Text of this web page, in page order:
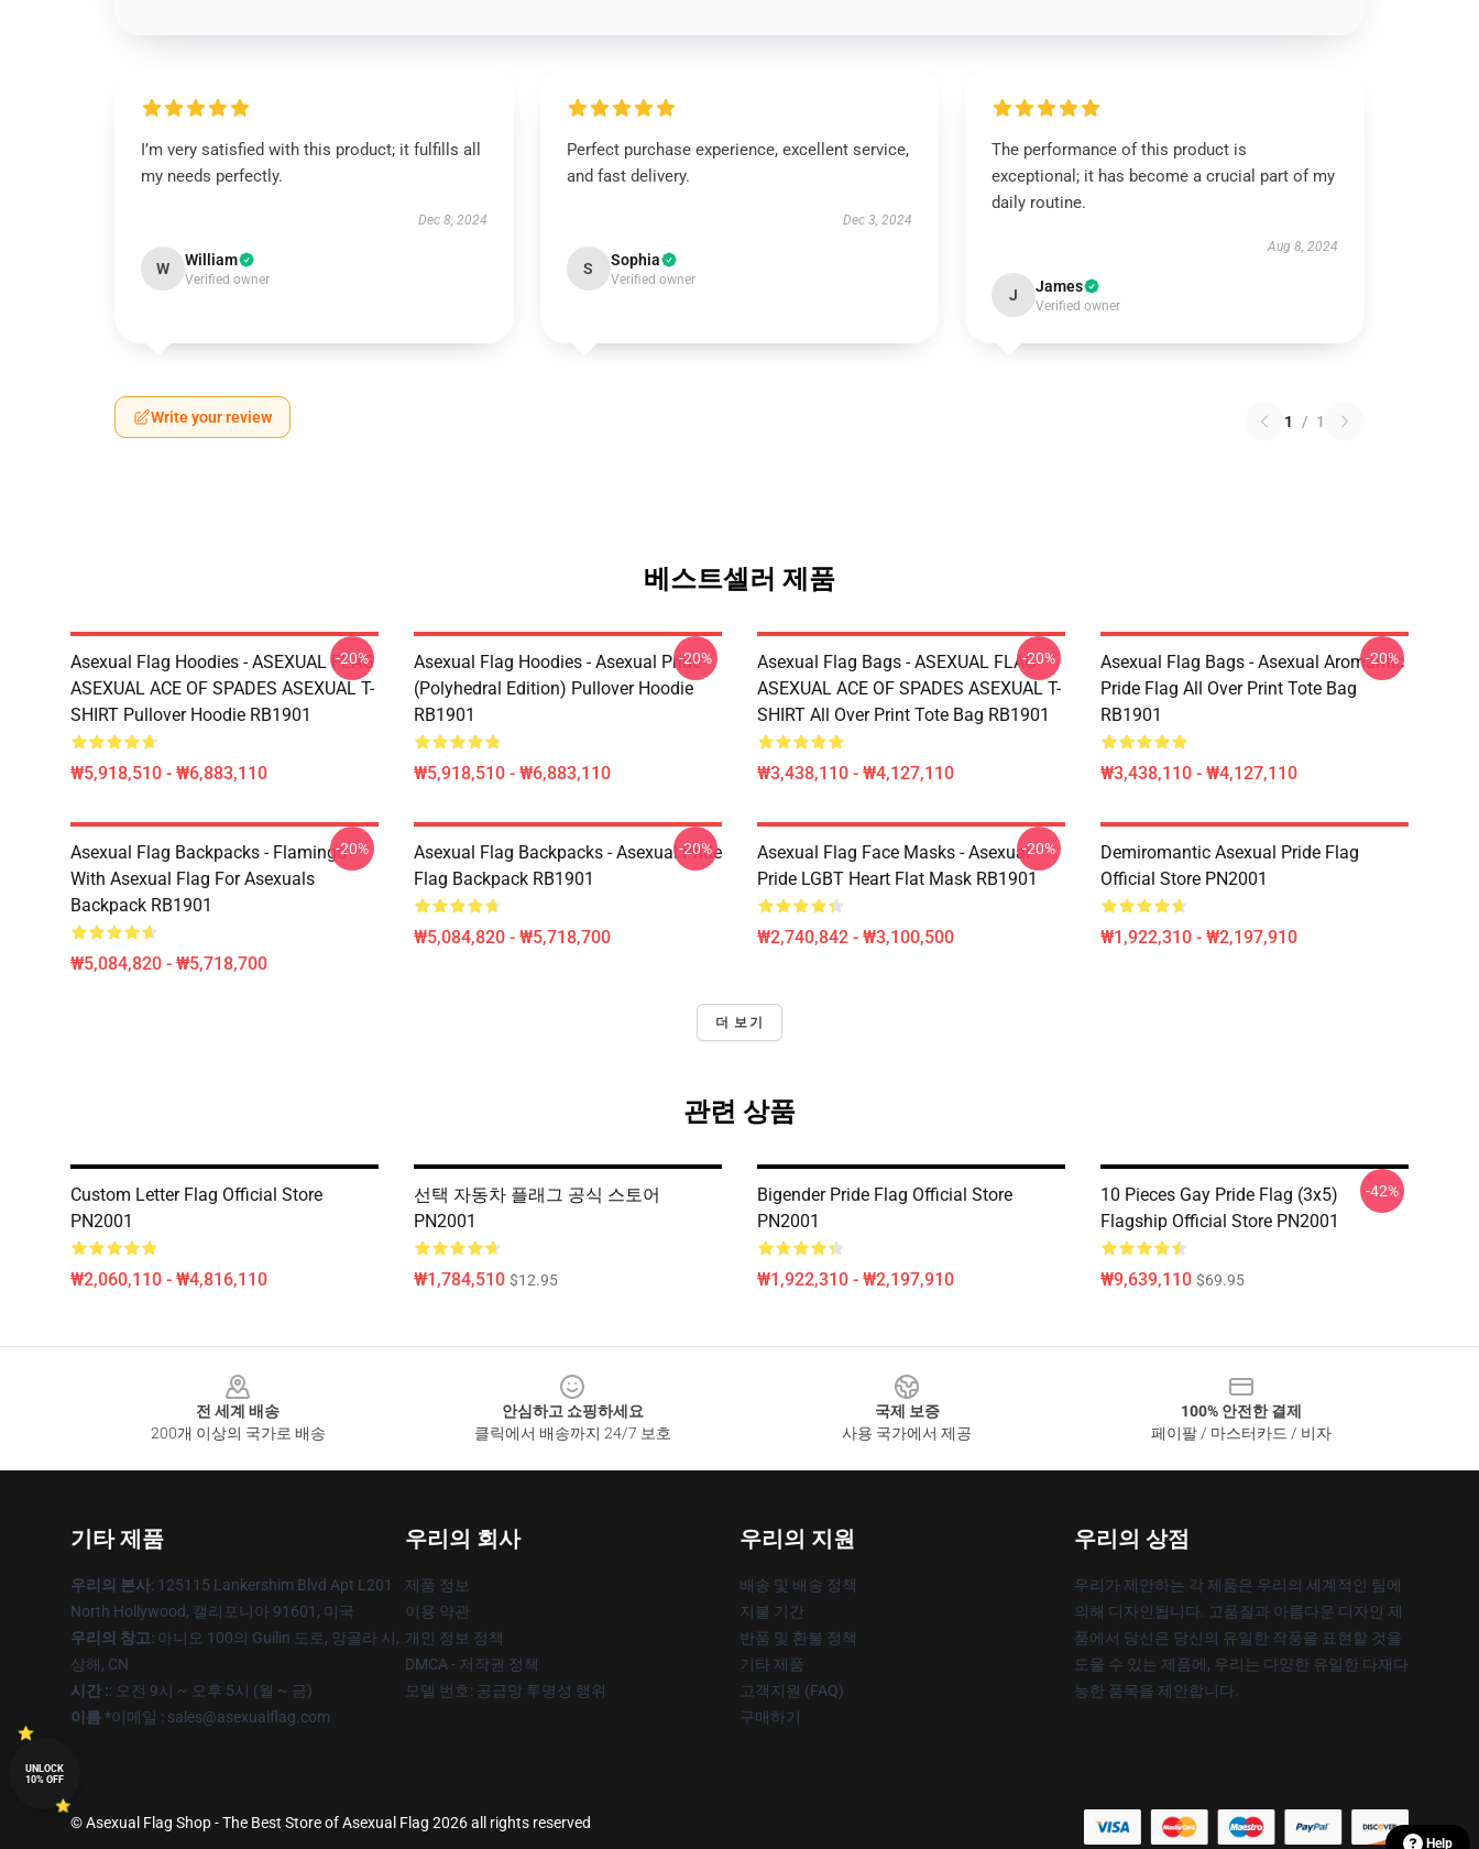
I’m very satisfied with this product; it fulfills all
my needs perfectly.
Dec 8, 2024
W William
Verified owner
Perfect purchase experience, excellent service,
and fast delivery.
Dec 3, 2024
S Sophia
Verified owner
The performance of this product is
exceptional; it has become a crucial part of my
daily routine.
Aug 8, 2024
J James
Verified owner
Write your review 1 / 1
베스트셀러 제품
Asexual Flag Hoodies - ASEXUAL FLAG
ASEXUAL ACE OF SPADES ASEXUAL T-
SHIRT Pullover Hoodie RB1901
₩5,918,510 - ₩6,883,110
-20%
Asexual Flag Hoodies - Asexual Pride
(Polyhedral Edition) Pullover Hoodie
RB1901
₩5,918,510 - ₩6,883,110
-20%
Asexual Flag Bags - ASEXUAL FLAG
ASEXUAL ACE OF SPADES ASEXUAL T-
SHIRT All Over Print Tote Bag RB1901
₩3,438,110 - ₩4,127,110
-20%
Asexual Flag Bags - Asexual Aromantic
Pride Flag All Over Print Tote Bag
RB1901
₩3,438,110 - ₩4,127,110
-20%
Asexual Flag Backpacks - Flamingo
With Asexual Flag For Asexuals
Backpack RB1901
₩5,084,820 - ₩5,718,700
-20%
Asexual Flag Backpacks - Asexual Pride
Flag Backpack RB1901
₩5,084,820 - ₩5,718,700
-20%
Asexual Flag Face Masks - Asexual
Pride LGBT Heart Flat Mask RB1901
₩2,740,842 - ₩3,100,500
-20%
Demiromantic Asexual Pride Flag
Official Store PN2001
₩1,922,310 - ₩2,197,910
더 보기
관련 상품
Custom Letter Flag Official Store
PN2001
₩2,060,110 - ₩4,816,110
선택 자동차 플래그 공식 스토어
PN2001
₩1,784,510 $12.95
Bigender Pride Flag Official Store
PN2001
₩1,922,310 - ₩2,197,910
10 Pieces Gay Pride Flag (3x5)
Flagship Official Store PN2001
₩9,639,110 $69.95
-42%
전 세계 배송
200개 이상의 국가로 배송
안심하고 쇼핑하세요
클릭에서 배송까지 24/7 보호
국제 보증
사용 국가에서 제공
100% 안전한 결제
페이팔 / 마스터카드 / 비자
기타 제품
우리의 본사: 125115 Lankershim Blvd Apt L201
North Hollywood, 캘리포니아 91601, 미국
우리의 창고: 아니오 100의 Guilin 도로, 앙골라 시,
상해, CN
시간 :: 오전 9시 ~ 오후 5시 (월 ~ 금)
이름 *이메일 : sales@asexualflag.com
우리의 회사
제품 정보
이용 약관
개인 정보 정책
DMCA - 저작권 정책
모델 번호: 공급망 투명성 행위
우리의 지원
배송 및 배송 정책
지불 기간
반품 및 환불 정책
기타 제품
고객지원 (FAQ)
구매하기
우리의 상점
우리가 제안하는 각 제품은 우리의 세계적인 팀에
의해 디자인됩니다. 고품질과 아름다운 디자인 제
품에서 당신은 당신의 유일한 작풍을 표현할 것을
도울 수 있는 제품에, 우리는 다양한 유일한 다재다
능한 품목을 제안합니다.
© Asexual Flag Shop - The Best Store of Asexual Flag 2026 all rights reserved
UNLOCK
10% OFF
Help